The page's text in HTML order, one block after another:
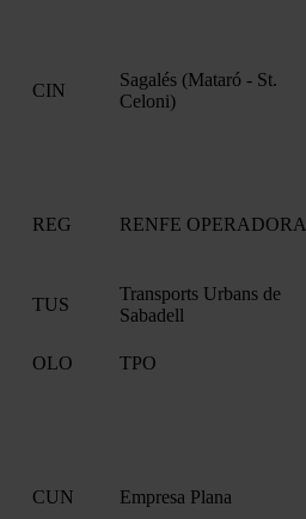
CIN
Sagalés (Mataró - St.
Celoni)
REG RENFE OPERADORA
TUS
Transports Urbans de
Sabadell
OLO TPO
CUN Empresa Plana